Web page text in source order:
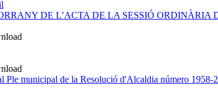
DE L’ACTA DE LA SESSIÓ ORDINÀRIA
Ple municipal de la Resolució d'Alcaldia número 1958-